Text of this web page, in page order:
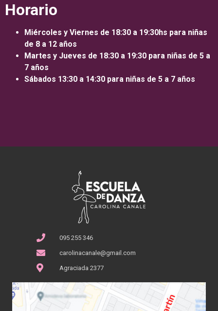
Horario
Miércoles y Viernes de 18:30 a 19:30hs para niñas
de 8 a 12 años
Martes y Jueves de 18:30 a 19:30 para niñas de 5 a
7 años
Sábados 13:30 a 14:30 para niñas de 5 a 7 años
095 255 346
carolinacanale@gmail.com
Agraciada 2377